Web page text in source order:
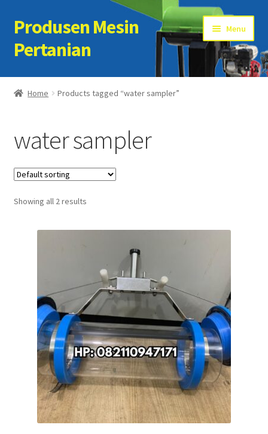
Skip
to
navigation
Skip
to
content
Produsen Mesin
Pertanian
Menu
Home
Cart
Checkout
Kontak Kami
My account
Home Products tagged “water sampler”
water sampler
Showing all 2 results